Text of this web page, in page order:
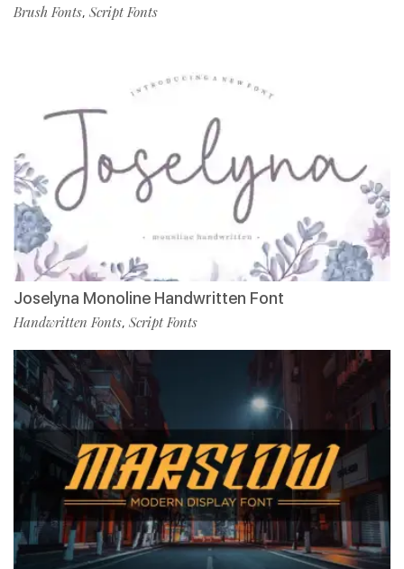
Brush Fonts, Script Fonts
Joselyna Monoline Handwritten Font
Handwritten Fonts, Script Fonts